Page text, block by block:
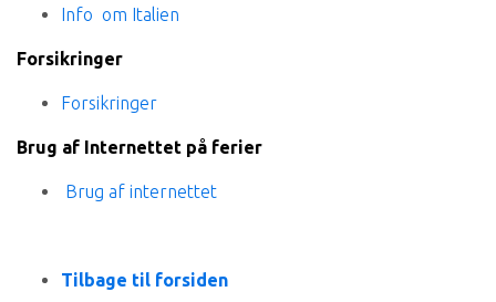
Info om Italien
Forsikringer
Forsikringer
Brug af Internettet på ferier
Brug af internettet
Tilbage til forsiden